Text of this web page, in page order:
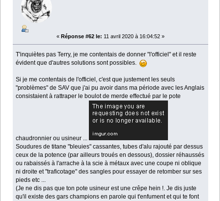
« Réponse #62 le: 11 avril 2020 à 16:04:52 »
T'inquiètes pas Terry, je me contentais de donner "l'officiel" et il reste
évident que d'autres solutions sont possibles.
Si je me contentais de l'officiel, c'est que justement les seuls
"problèmes" de SAV que j'ai pu avoir dans ma période avec les Anglais
consistaient à rattraper le boulot de merde effectué par le pote
chaudronnier ou usineur ...
Soudures de titane "bleuies" cassantes, tubes d'alu rajouté par dessus
ceux de la potence (par ailleurs troués en dessous), dossier réhaussés
ou rabaissés à l'arrache à la scie à métaux avec une coupe ni oblique
ni droite et "traficotage" des sangles pour essayer de retomber sur ses
pieds etc ...
(Je ne dis pas que ton pote usineur est une crêpe hein !. Je dis juste
qu'il existe des gars champions en parole qui t'enfument et qui te font